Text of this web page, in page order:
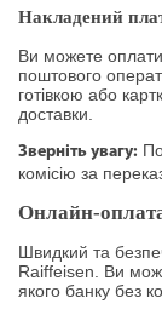
Накладений
Ви можете
поштового
готівкою або
доставки.
Зверніть увагу:
комісію за
Онлайн-
Швидкий та
Raiffeisen. Ви
якого банку без